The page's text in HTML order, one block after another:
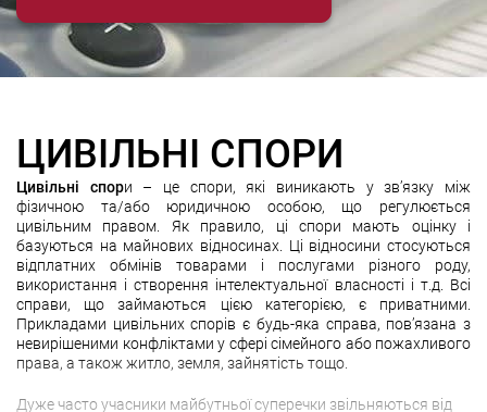
ЦИВІЛЬНІ СПОРИ
Цивільні спори – це спори, які виникають у зв’язку між
фізичною та/або юридичною особою, що регулюється
цивільним правом. Як правило, ці спори мають оцінку і
базуються на майнових відносинах. Ці відносини стосуються
відплатних обмінів товарами і послугами різного роду,
використання і створення інтелектуальної власності і т.д. Всі
справи, що займаються цією категорією, є приватними.
Прикладами цивільних спорів є будь-яка справа, пов’язана з
невирішеними конфліктами у сфері сімейного або пожахливого
права, а також житло, земля, зайнятість тощо.
Дуже часто учасники майбутньої суперечки звільняються від